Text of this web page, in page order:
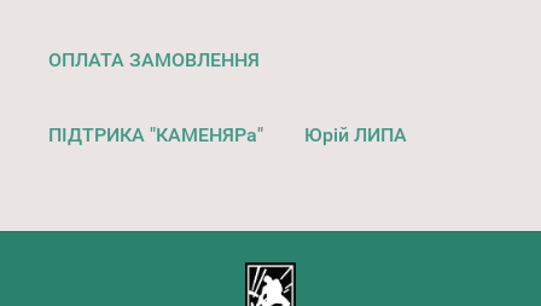
ОПЛАТА ЗАМОВЛЕННЯ
ПІДТРИКА "КАМЕНЯРа" Юрій ЛИПА